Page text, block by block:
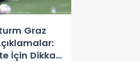
Graz
İçin Dikkat